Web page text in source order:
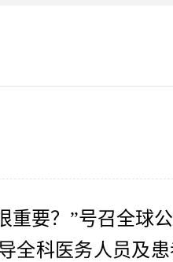
重要？”号召全球
全科医务人员及